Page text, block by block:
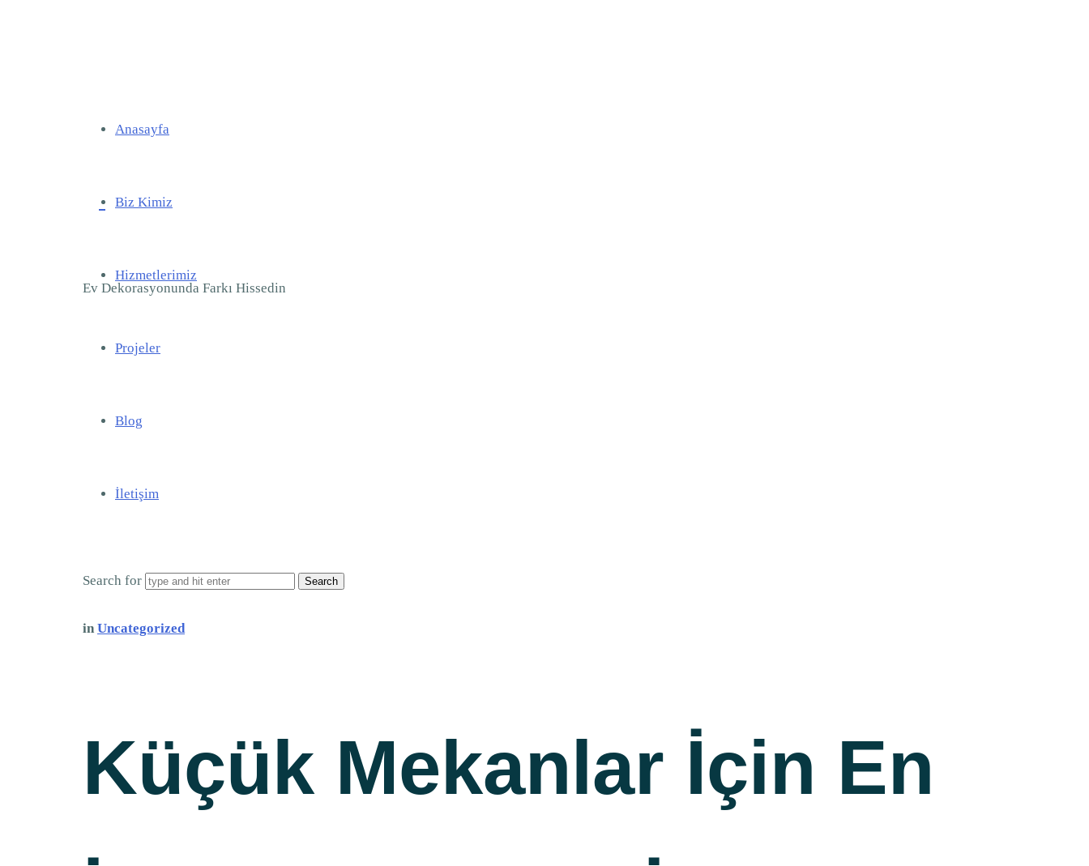
Ev Dekorasyonunda Farkı Hissedin
Anasayfa
Biz Kimiz
Hizmetlerimiz
Projeler
Blog
İletişim
Search for
in Uncategorized
Küçük Mekanlar İçin En